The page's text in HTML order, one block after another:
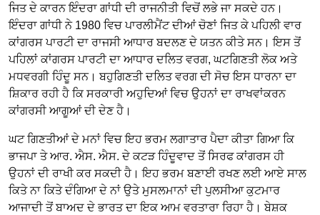
ਜਿਤ ਦੇ ਕਾਰਨ ਇੰਦਰਾ ਗਾਂਧੀ ਦੀ ਰਾਜਨੀਤੀ ਵਿਚੋਂ ਲਭੇ ਜਾ ਸਕਦੇ ਹਨ।
ਇੰਦਰਾ ਗਾਂਧੀ ਨੇ 1980 ਵਿਚ ਪਾਰਲੀਮੈਂਟ ਦੀਆਂ ਚੋਣਾਂ ਜਿਤ ਕੇ ਪਹਿਲੀ ਵਾਰ
ਕਾਂਗਰਸ ਪਾਰਟੀ ਦਾ ਰਾਜਸੀ ਆਧਾਰ ਬਦਲਣ ਦੇ ਯਤਨ ਕੀਤੇ ਸਨ। ਇਸ ਤੋਂ
ਪਹਿਲਾਂ ਕਾਂਗਰਸ ਪਾਰਟੀ ਦਾ ਆਧਾਰ ਦਲਿਤ ਵਰਗ, ਘਟਗਿਣਤੀ ਲੋਕ ਅਤੇ
ਮਧਵਰਗੀ ਹਿੰਦੂ ਸਨ। ਬਹੁਗਿਣਤੀ ਦਲਿਤ ਵਰਗ ਦੀ ਸੋਚ ਇਸ ਧਾਰਨਾ ਦਾ
ਸ਼ਿਕਾਰ ਰਹੀ ਹੈ ਕਿ ਸਰਕਾਰੀ ਅਹੁਦਿਆਂ ਵਿਚ ਉਹਨਾਂ ਦਾ ਰਾਖਵਾਂਕਰਨ
ਕਾਂਗਰਸੀ ਆਗੂਆਂ ਦੀ ਦੇਣ ਹੈ।
ਘਟ ਗਿਣਤੀਆਂ ਦੇ ਮਨਾਂ ਵਿਚ ਇਹ ਭਰਮ ਲਗਾਤਾਰ ਪੈਦਾ ਕੀਤਾ ਗਿਆ ਕਿ
ਭਾਜਪਾ ਤੇ ਆਰ. ਐਸ. ਐਸ. ਦੇ ਕਟੜ ਹਿੰਦੂਵਾਦ ਤੋਂ ਸਿਰਫ ਕਾਂਗਰਸ ਹੀ
ਉਹਨਾਂ ਦੀ ਰਾਖੀ ਕਰ ਸਕਦੀ ਹੈ। ਇਹ ਭਰਮ ਬਣਾਈ ਰਖਣ ਲਈ ਆਏ ਸਾਲ
ਕਿਤੇ ਨਾ ਕਿਤੇ ਦੰਗਿਆ ਦੇ ਨਾਂ ਉਤੇ ਮੁਸਲਮਾਨਾਂ ਦੀ ਪੁਲਸੀਆ ਕੁਟਮਾਰ
ਆਜਾਦੀ ਤੋਂ ਬਾਅਦ ਦੇ ਭਾਰਤ ਦਾ ਇਕ ਆਮ ਵਰਤਾਰਾ ਰਿਹਾ ਹੈ। ਬੇਸ਼ਕ